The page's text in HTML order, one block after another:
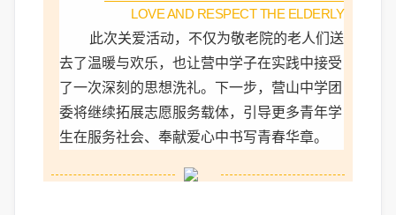
LOVE AND RESPECT THE ELDERLY
此次关爱活动，不仅为敬老院的老人们送
去了温暖与欢乐，也让营中学子在实践中接受
了一次深刻的思想洗礼。下一步，营山中学团
委将继续拓展志愿服务载体，引导更多青年学
生在服务社会、奉献爱心中书写青春华章。